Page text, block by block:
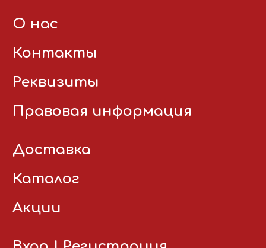
О нас
Контакты
Реквизиты
Правовая информация
Доставка
Каталог
Акции